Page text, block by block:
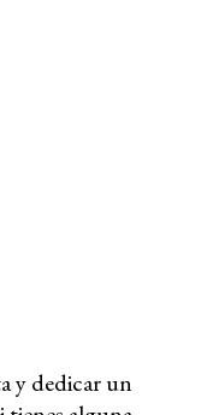
y dedicar un